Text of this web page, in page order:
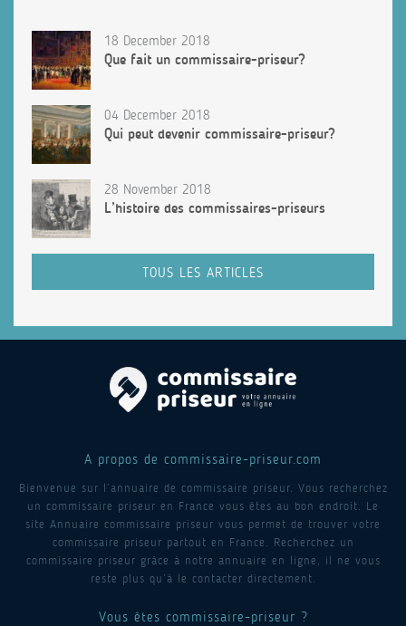
18 December 2018
Que fait un commissaire-priseur?
04 December 2018
Qui peut devenir commissaire-priseur?
28 November 2018
L’histoire des commissaires-priseurs
TOUS LES ARTICLES
A propos de commissaire-priseur.com
Bienvenue sur l’annuaire de commissaire priseur. Vous recherchez
un commissaire priseur en France vous êtes au bon endroit. Le
site Annuaire commissaire priseur vous permet de trouver votre
commissaire priseur partout en France. Recherchez un
commissaire priseur grâce à notre annuaire en ligne, il ne vous
reste plus qu’à le contacter directement.
Vous êtes commissaire-priseur ?